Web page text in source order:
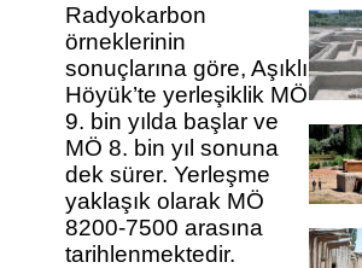
Radyokarbon
örneklerinin
sonuçlarına göre, Aşıklı
Höyük’te yerleşiklik MÖ
9. bin yılda başlar ve
MÖ 8. bin yıl sonuna
dek sürer. Yerleşme
yaklaşık olarak MÖ
8200-7500 arasına
tarihlenmektedir.